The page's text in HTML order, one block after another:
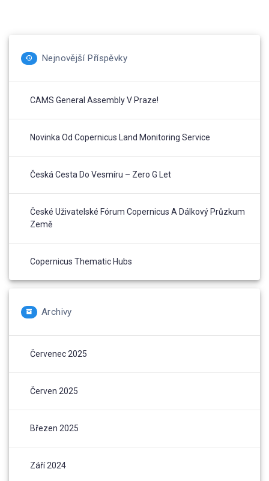
Nejnovější Příspěvky
CAMS General Assembly V Praze!
Novinka Od Copernicus Land Monitoring Service
Česká Cesta Do Vesmíru – Zero G Let
České Uživatelské Fórum Copernicus A Dálkový Průzkum
Země
Copernicus Thematic Hubs
Archivy
Červenec 2025
Červen 2025
Březen 2025
Září 2024